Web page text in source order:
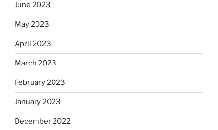
June 2023
May 2023
April 2023
March 2023
February 2023
January 2023
December 2022